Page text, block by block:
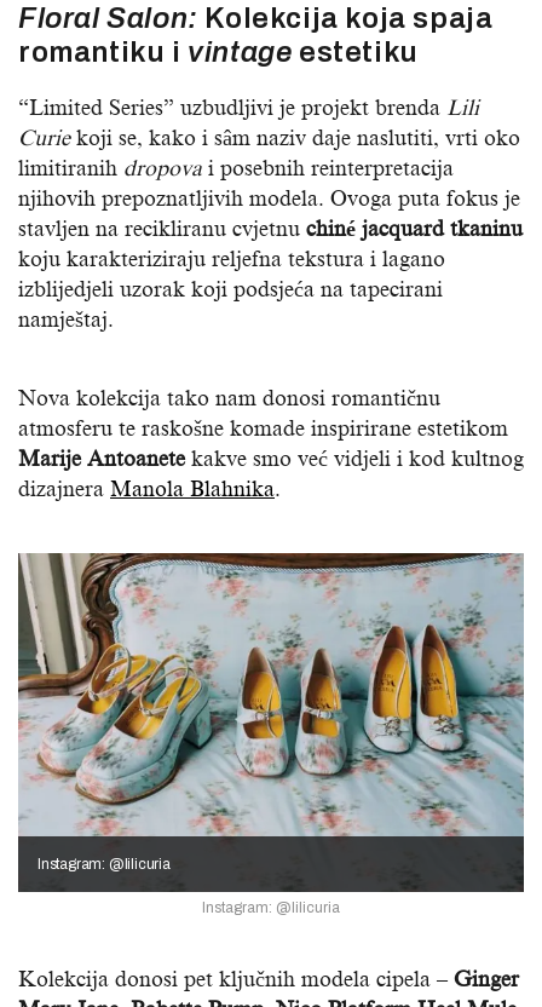
Floral Salon: Kolekcija koja spaja
romantiku i vintage estetiku
“Limited Series” uzbudljivi je projekt brenda Lili
Curiekoji se, kako i sâm naziv daje naslutiti, vrti oko
limitiranih dropova i posebnih reinterpretacija
njihovih prepoznatljivih modela. Ovoga puta fokus je
stavljen na recikliranu cvjetnu chiné jacquard tkaninu
koju karakteriziraju reljefna tekstura i lagano
izblijedjeli uzorak koji podsjeća na tapecirani
namještaj.
Nova kolekcija tako nam donosi romantičnu
atmosferu te raskošne komade inspirirane estetikom
Marije Antoanetekakve smo već vidjeli i kod kultnog
dizajnera Manola Blahnika.
Instagram: @lilicuria
Instagram: @lilicuria
Kolekcija donosi pet ključnih modela cipela – Ginger